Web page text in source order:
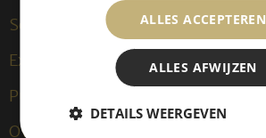
Sculpturen
Exposities
Publicaties
Over ons
ALLES ACCEPTEREN
ALLES AFWIJZEN
DETAILS WEERGEVEN